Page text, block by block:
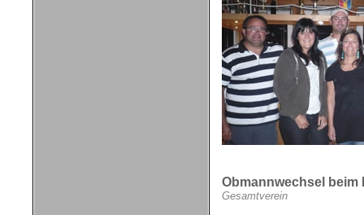
Obmannwechsel beim
Gesamtverein